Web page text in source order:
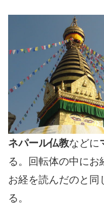
ネパール仏教などに
る。回転体の中にお
お経を読んだのと同
る。